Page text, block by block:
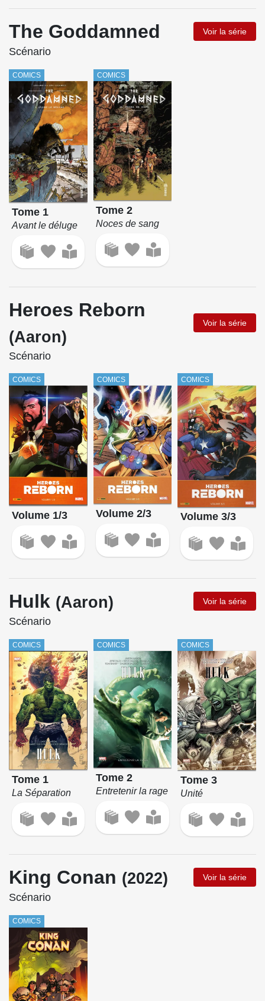
The Goddamned Voir la série
Scénario
COMICS
Tome 1
Avant le déluge
COMICS
Tome 2
Noces de sang
Heroes Reborn
(Aaron)
Voir la série
Scénario
COMICS
Volume 1/3
COMICS
Volume 2/3
COMICS
Volume 3/3
Hulk (Aaron) Voir la série
Scénario
COMICS
Tome 1
La Séparation
COMICS
Tome 2
Entretenir la rage
COMICS
Tome 3
Unité
King Conan (2022) Voir la série
Scénario
COMICS